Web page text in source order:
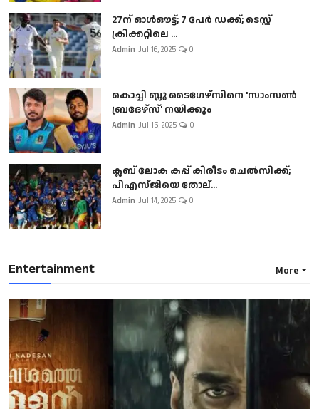
27ന് ഓൾഔട്ട്; 7 പേർ ഡക്ക്; ടെസ്റ്റ്
ക്രിക്കറ്റിലെ ...
Admin Jul 16, 2025 0
കൊച്ചി ബ്ലൂ ടൈഗേഴ്സിനെ 'സാംസൺ
ബ്രദേഴ്സ്' നയിക്കും
Admin Jul 15, 2025 0
ക്ലബ് ലോക കപ്പ് കിരീടം ചെല്‍സിക്ക്;
പിഎസ്ജിയെ തോല്...
Admin Jul 14, 2025 0
Entertainment More